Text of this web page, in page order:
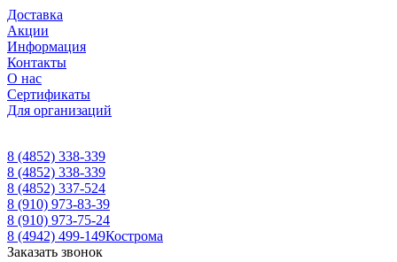
Доставка
Акции
Информация
Контакты
О нас
Сертификаты
Для организаций
8 (4852) 338-339
8 (4852) 338-339
8 (4852) 337-524
8 (910) 973-83-39
8 (910) 973-75-24
8 (4942) 499-149Кострома
Заказать звонок